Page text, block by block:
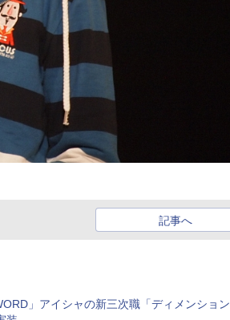
記事へ
」アイシャの新三次職「ディメンション